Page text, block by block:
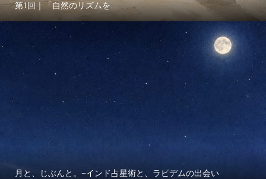
第1回｜「自然のリズムを...
月と、じぶんと。−インド占星術と、ラピデムの出会い